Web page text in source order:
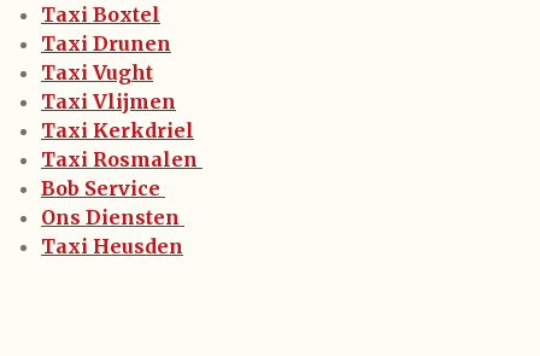
Taxi Boxtel
Taxi Drunen
Taxi Vught
Taxi Vlijmen
Taxi Kerkdriel
Taxi Rosmalen
Bob Service
Ons Diensten
Taxi Heusden